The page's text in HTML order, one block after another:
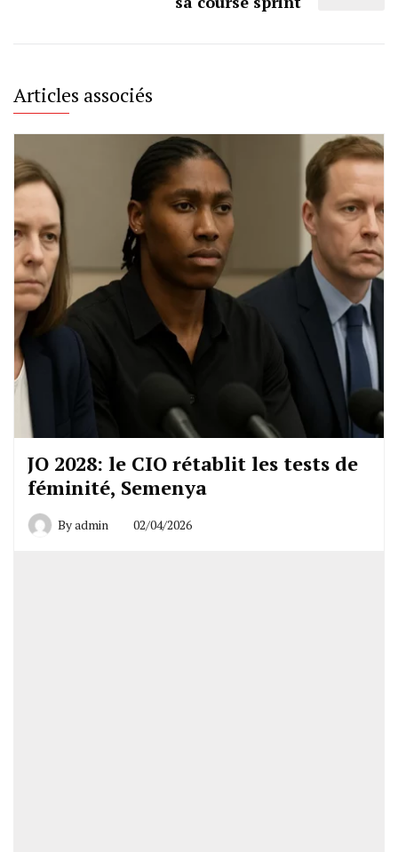
Articles associés
JO 2028: le CIO rétablit les tests de
féminité, Semenya
Byadmin 02/04/2026